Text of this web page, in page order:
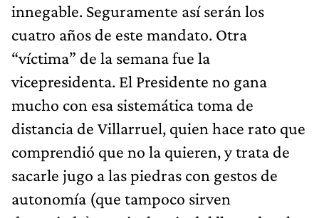
innegable. Seguramente así serán los
cuatro años de este mandato. Otra
“víctima” de la semana fue la
vicepresidenta. El Presidente no gana
mucho con esa sistemática toma de
distancia de Villarruel, quien hace rato que
comprendió que no la quieren, y trata de
sacarle jugo a las piedras con gestos de
autonomía (que tampoco sirven